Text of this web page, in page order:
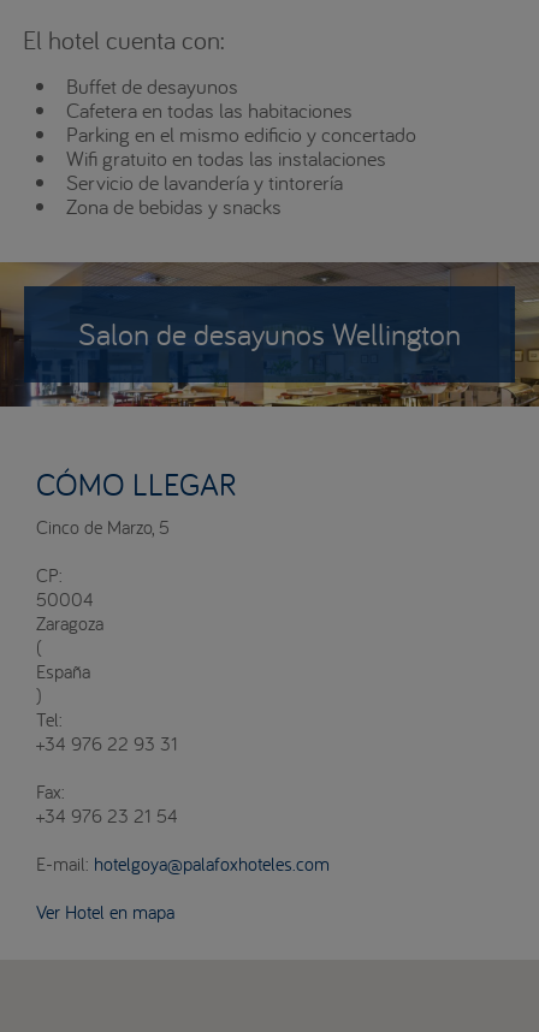
El hotel cuenta con:
Buffet de desayunos
Cafetera en todas las habitaciones
Parking en el mismo edificio y concertado
Wifi gratuito en todas las instalaciones
Servicio de lavandería y tintorería
Zona de bebidas y snacks
Salon de desayunos Wellington
CÓMO LLEGAR
Cinco de Marzo, 5
CP:
50004
Zaragoza
(
España
)
Tel:
+34 976 22 93 31
Fax:
+34 976 23 21 54
E-mail: hotelgoya@palafoxhoteles.com
Ver Hotel en mapa